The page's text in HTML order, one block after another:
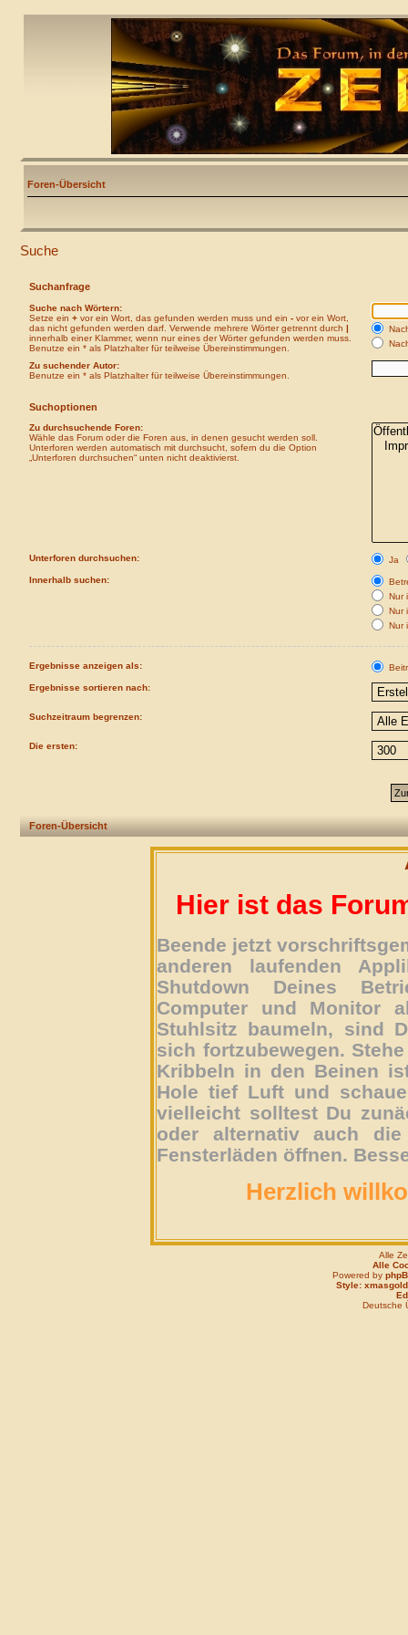
Foren-Übersicht
Suche
Suchanfrage
Suche nach Wörtern:
Setze ein + vor ein Wort, das gefunden werden muss und ein - vor ein Wort,
das nicht gefunden werden darf. Verwende mehrere Wörter getrennt durch |
innerhalb einer Klammer, wenn nur eines der Wörter gefunden werden muss.
Benutze ein * als Platzhalter für teilweise Übereinstimmungen.
Zu suchender Autor:
Benutze ein * als Platzhalter für teilweise Übereinstimmungen.
Suchoptionen
Zu durchsuchende Foren:
Wähle das Forum oder die Foren aus, in denen gesucht werden soll.
Unterforen werden automatisch mit durchsucht, sofern du die Option
„Unterforen durchsuchen“ unten nicht deaktivierst.
Unterforen durchsuchen:
Ja
Innerhalb suchen:
Nur
Nur
Nur
Ergebnisse anzeigen als:
Ergebnisse sortieren nach:
Suchzeitraum begrenzen:
Die ersten:
Foren-Übersicht
Hier ist das
Beende jetzt
anderen laufenden
Shutdown Deines
Computer und Monitor
Stuhlsitz baumeln, sind
sich fortzubewegen.
Kribbeln in den Beinen
Hole tief Luft und
vielleicht solltest Du
oder alternativ auch
Fensterläden öffnen.
Herzlich
Alle
Alle
Powered by
Style: xmasgold
Deutsche